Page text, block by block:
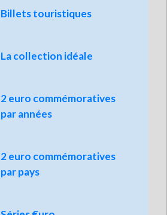
Billets touristiques
La collection idéale
2 euro commémoratives
par années
2 euro commémoratives
par pays